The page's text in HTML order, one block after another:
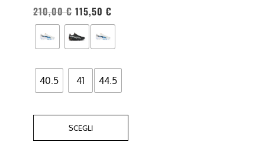
210,00€ 115,50 €
40.5 41 44.5
SCEGLI
essere
scelte
nella
del
prodotto